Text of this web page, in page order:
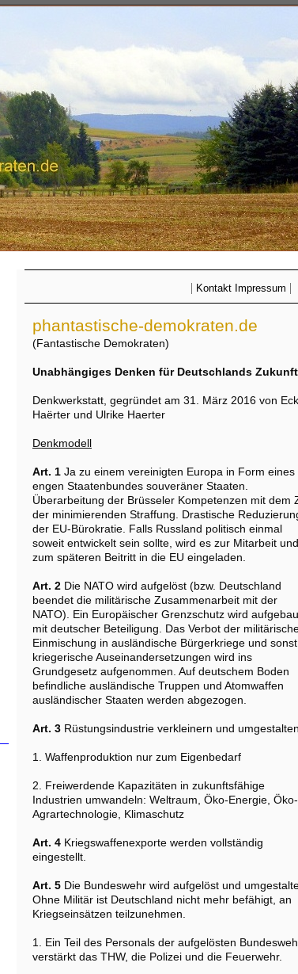
| Kontakt Impressum |
phantastische-demokraten.de
(Fantastische Demokraten)
Unabhängiges Denken für Deutschlands Zukunft
Denkwerkstatt, gegründet am 31. März 2016 von
Haërter und Ulrike Haerter
Denkmodell
Art. 1 Ja zu einem vereinigten Europa in Form eines
engen Staatenbundes souveräner Staaten.
Überarbeitung der Brüsseler Kompetenzen mit dem
der minimierenden Straffung. Drastische
der EU-Bürokratie. Falls Russland politisch einmal
soweit entwickelt sein sollte, wird es zur Mitarbeit und
zum späteren Beitritt in die EU eingeladen.
Art. 2 Die NATO wird aufgelöst (bzw. Deutschland
beendet die militärische Zusammenarbeit mit der
NATO). Ein Europäischer Grenzschutz wird
mit deutscher Beteiligung. Das Verbot der
Einmischung in ausländische Bürgerkriege und
kriegerische Auseinandersetzungen wird ins
Grundgesetz aufgenommen. Auf deutschem Boden
befindliche ausländische Truppen und Atomwaffen
ausländischer Staaten werden abgezogen.
Art. 3 Rüstungsindustrie verkleinern und umgestalten
1. Waffenproduktion nur zum Eigenbedarf
2. Freiwerdende Kapazitäten in zukunftsfähige
Industrien umwandeln: Weltraum, Öko-Energie, Öko-
Agrartechnologie, Klimaschutz
Art. 4 Kriegswaffenexporte werden vollständig
eingestellt.
Art. 5 Die Bundeswehr wird aufgelöst und
Ohne Militär ist Deutschland nicht mehr befähigt, an
Kriegseinsätzen teilzunehmen.
1. Ein Teil des Personals der aufgelösten
verstärkt das THW, die Polizei und die Feuerwehr.